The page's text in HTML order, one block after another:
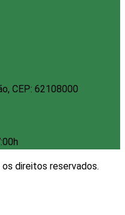
CEP: 62108000
os direitos reservados.